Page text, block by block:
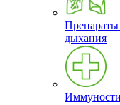
Препараты
дыхания